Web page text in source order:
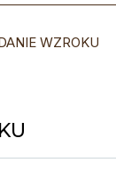
WZROKU